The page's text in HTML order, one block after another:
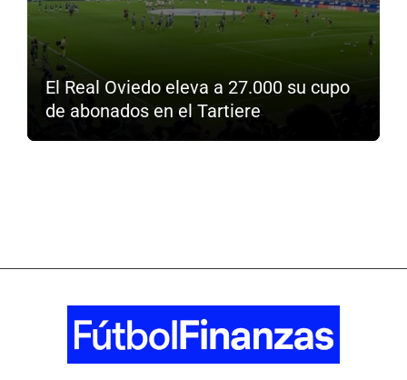
El Real Oviedo eleva a 27.000 su cupo
de abonados en el Tartiere